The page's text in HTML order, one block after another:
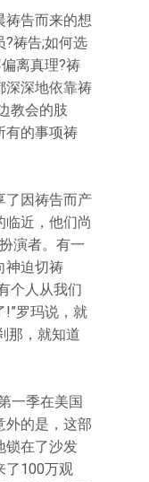
祷告而来的想
?祷告;如何选
离真理?祷
深深地依靠祷
教会的肢
有的事项祷
了因祷告而产
临近，他们尚
演者。有一
神迫切祷
个人从我们
!”罗玛说，就
那，就知道
一季在美国
外的是，这部
锁在了沙发
了100万观